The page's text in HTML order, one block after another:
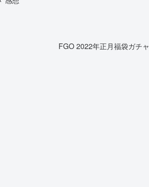
FGO 2022年正月福袋ガチャ